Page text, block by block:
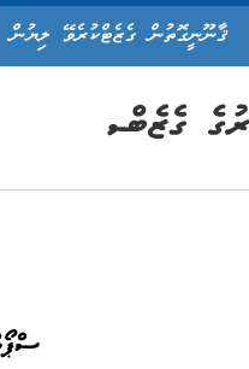
ޤާނޫނީގޮތުން ގެޒެޓްކުރެވޭ ލިޔުން